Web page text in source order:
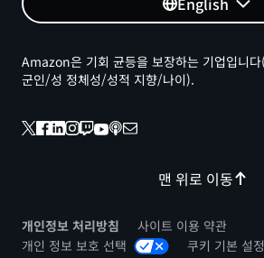
맨 위로 이동
Amazon은 기회 균등을 보장하는 기업입니
군인/성 정체성/성적 지향/나이).
개인정보 처리방침
사이트 이용 약관
개인 정보 보호 선택
쿠키 기본 설정